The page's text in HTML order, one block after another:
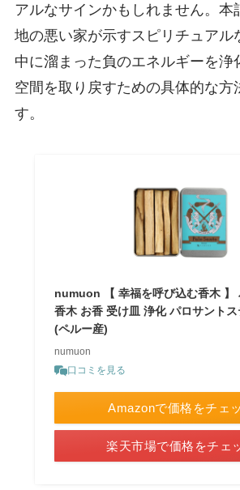
アルなサインかもしれません。本
地の悪い家が示すスピリチュアル
中に溜まった負のエネルギーを浄
空間を取り戻すための具体的な方
す。
numuon 【 幸福を呼び込む香木 】
香木 お香 受け皿 浄化 パロサント
(ペルー産)
numuon
口コミを見る
Amazonで価格をチェ
楽天市場で価格をチェ